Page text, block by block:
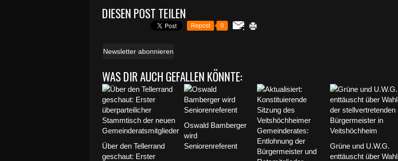
DIESEN POST TEILEN
Repost 0
Newsletter abonnieren
WAS DIR AUCH GEFALLEN KÖNNTE:
Über den Tellerrand
geschaut: Erster
Oswald Bamberger
wird
Seniorenreferent
Grüne und U.W.G.
enttäuscht über Wahl